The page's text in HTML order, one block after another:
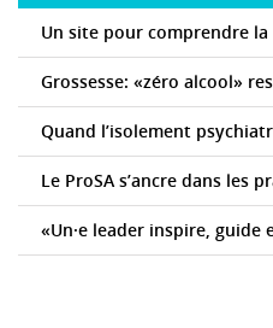
Un site pour comprendre
Grossesse: «zéro alcool»
Quand l’isolement
Le ProSA s’ancre dans les
«Un·e leader inspire,